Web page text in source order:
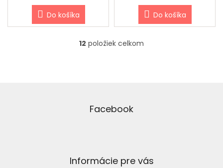
Do košíka Do košíka
O
c
i
k
12 položiek celkom
Facebook
Informácie pre vás